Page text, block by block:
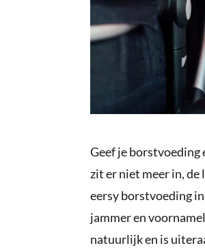
Geef je borstvoeding
zit er niet meer in, de
eersy borstvoeding
jammer en
natuurlijk en is